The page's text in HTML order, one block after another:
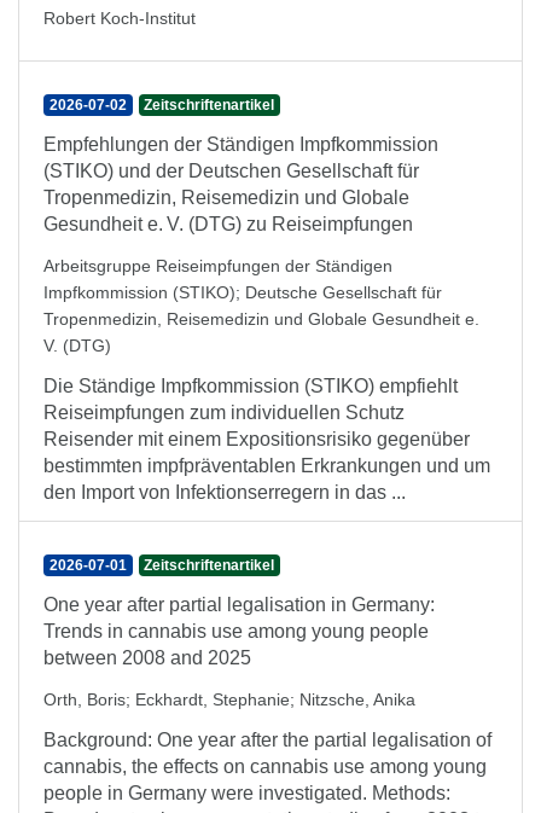
Robert Koch-Institut
2026-07-02 Zeitschriftenartikel
Empfehlungen der Ständigen Impfkommission
(STIKO) und der Deutschen Gesellschaft für
Tropenmedizin, Reisemedizin und Globale
Gesundheit e. V. (DTG) zu Reiseimpfungen
Arbeitsgruppe Reiseimpfungen der Ständigen
Impfkommission (STIKO); Deutsche Gesellschaft für
Tropenmedizin, Reisemedizin und Globale Gesundheit e.
V. (DTG)
Die Ständige Impfkommission (STIKO) empfiehlt
Reiseimpfungen zum individuellen Schutz
Reisender mit einem Expositionsrisiko gegenüber
bestimmten impfpräventablen Erkrankungen und um
den Import von Infektionserregern in das ...
2026-07-01 Zeitschriftenartikel
One year after partial legalisation in Germany:
Trends in cannabis use among young people
between 2008 and 2025
Orth, Boris; Eckhardt, Stephanie; Nitzsche, Anika
Background: One year after the partial legalisation of
cannabis, the effects on cannabis use among young
people in Germany were investigated. Methods: